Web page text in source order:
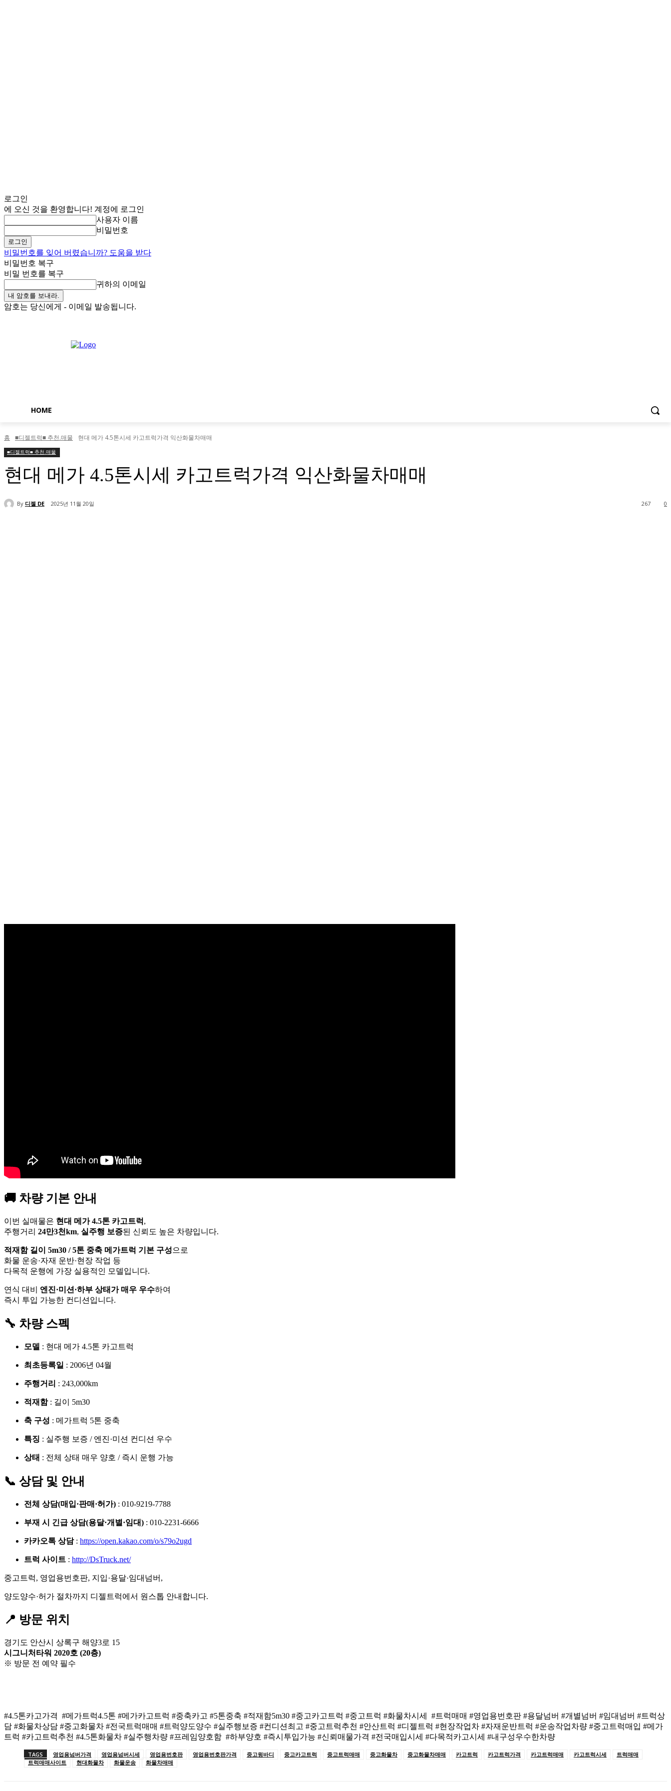
로그인
에 오신 것을 환영합니다! 계정에 로그인
사용자 이름
비밀번호
비밀번호를 잊어 버렸습니까? 도움을 받다
비밀번호 복구
비밀 번호를 복구
귀하의 이메일
암호는 당신에게 - 이메일 발송됩니다.
HOME
홈 ■디젤트럭■ 추천.매물 현대 메가 4.5톤시세 카고트럭가격 익산화물차매매
■디젤트럭■ 추천.매물
현대 메가 4.5톤시세 카고트럭가격 익산화물차매매
By 디젤 DE 2025년 11월 20일 0
267
🚚 차량 기본 안내
이번 실매물은 현대 메가 4.5톤 카고트럭 ,
주행거리 24만3천km, 실주행 보증된 신뢰도 높은 차량입니다.
적재함 길이 5m30 / 5톤 중축 메가트럭 기본 구성으로
화물 운송·자재 운반·현장 작업 등
다목적 운행에 가장 실용적인 모델입니다.
연식 대비 엔진·미션·하부 상태가 매우 우수하여
즉시 투입 가능한 컨디션입니다.
🔧 차량 스펙
모델 : 현대 메가 4.5톤 카고트럭
최초등록일 : 2006년 04월
주행거리 : 243,000km
적재함: 길이 5m30
축 구성 : 메가트럭 5톤 중축
특징 : 실주행 보증 / 엔진·미션 컨디션 우수
상태 : 전체 상태 매우 양호 / 즉시 운행 가능
📞 상담 및 안내
전체 상담(매입·판매·허가) : 010-9219-7788
부재 시 긴급 상담(용달·개별·임대) : 010-2231-6666
카카오톡 상담: https://open.kakao.com/o/s79o2ugd
트럭 사이트 : http://DsTruck.net/
중고트럭, 영업용번호판, 지입·용달·임대넘버,
양도양수·허가 절차까지 디젤트럭에서 원스톱 안내합니다.
📍 방문 위치
경기도 안산시 상록구 해양3로 15
시그니처타워 2020호 (20층)
※ 방문 전 예약 필수
#4.5톤카고가격 #메가트럭4.5톤 #메가카고트럭 #중축카고 #5톤중축 #적재함5m30 #중고카고트럭 #중고트럭 #화물차시세 #트럭매매 #영업용번호판 #용달넘버 #개별넘버 #임대넘버 #트럭상
담 #화물차상담 #중고화물차 #전국트럭매매 #트럭양도양수 #실주행보증 #컨디션최고 #중고트럭추천 #안산트럭 #디젤트럭 #현장작업차 #자재운반트럭 #운송작업차량 #중고트럭매입 #메가
트럭 #카고트럭추천 #4.5톤화물차 #실주행차량 #프레임양호함 #하부양호 #즉시투입가능 #신뢰매물가격 #전국매입시세 #다목적카고시세 #내구성우수한차량
TAGS 영업용넘버가격 영업용넘버시세 영업용번호판 영업용번호판가격 중고윙바디 중고카고트럭 중고트럭매매 중고화물차 중고화물차매매 카고트럭 카고트럭가격 카고트럭매매 카고트럭시세
트럭매매
트럭매매사이트
현대화물차 화물운송 화물차매매